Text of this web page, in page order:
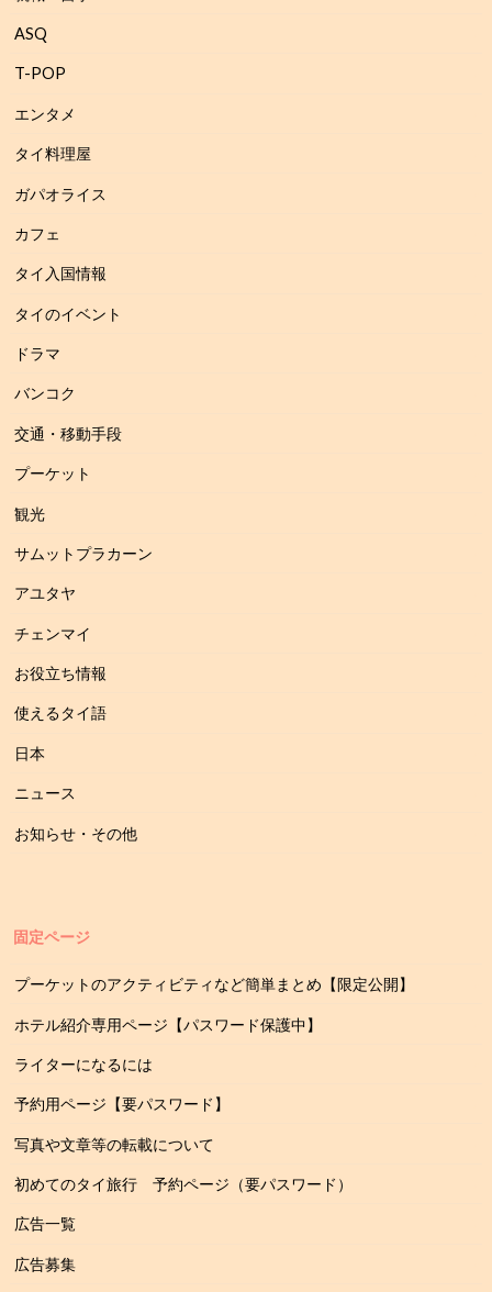
ASQ
T-POP
エンタメ
タイ料理屋
ガパオライス
カフェ
タイ入国情報
タイのイベント
ドラマ
バンコク
交通・移動手段
プーケット
観光
サムットプラカーン
アユタヤ
チェンマイ
お役立ち情報
使えるタイ語
日本
ニュース
お知らせ・その他
固定ページ
プーケットのアクティビティなど簡単まとめ【限定公開】
ホテル紹介専用ページ【パスワード保護中】
ライターになるには
予約用ページ【要パスワード】
写真や文章等の転載について
初めてのタイ旅行 予約ページ（要パスワード）
広告一覧
広告募集